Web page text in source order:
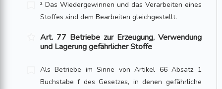
² Das Wiedergewinnen und das Verarbeiten eines
Stoffes sind dem Bearbeiten gleich­gestellt.
Art. 77 Betriebe zur Erzeugung, Verwendung
und Lagerung gefährlicher Stoffe
Als Betriebe im Sinne von Artikel 66 Absatz 1
Buchstabe f des Gesetzes, in denen gefährliche